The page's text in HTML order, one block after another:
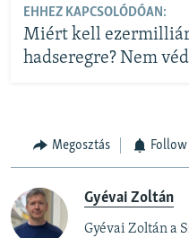
EHHEZ KAPCSOLÓDÓAN:
Miért kell
hadseregre? Nem
Megosztás
Gyévai Zoltán
Gyévai Zoltán a